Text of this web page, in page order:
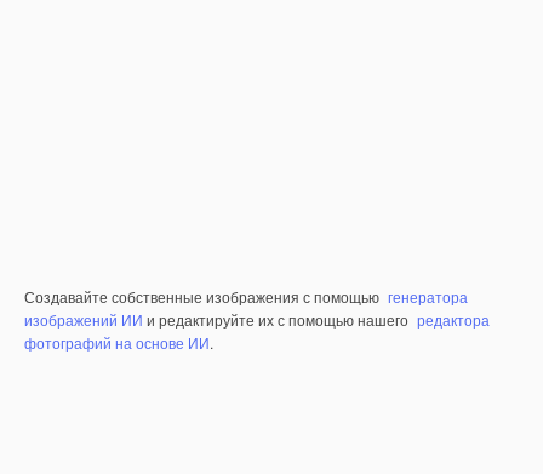
Создавайте собственные изображения с помощью генератора
изображений ИИ и редактируйте их с помощью нашего редактора
фотографий на основе ИИ.